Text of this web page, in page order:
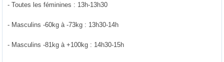
- Toutes les féminines : 13h-13h30
- Masculins -60kg à -73kg : 13h30-14h
- Masculins -81kg à +100kg : 14h30-15h